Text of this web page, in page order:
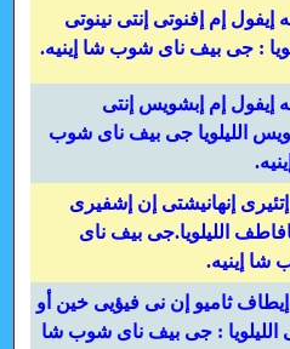
إيفول إم إفنوتى إنتى نينوتى
: جى بيف ناى شوب شا إينيه.
إيفول إم إبشويس إنتى
الليلويا جى بيف ناى شوب
إنهانيشتى إن إشفيرى
الليلويا.جى بيف ناى
شا إينيه.
ثاميو إن نى فيؤيى خين أو
الليلويا : جى بيف ناى شوب شا